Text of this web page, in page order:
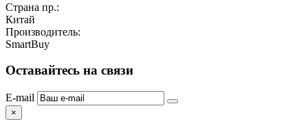
Страна пр.:
Китай
Производитель:
SmartBuy
Оставайтесь на связи
E-mail
×